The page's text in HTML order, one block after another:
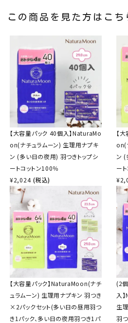
この商品を見た方はこち
【大容量パック 40個入】NaturaMo
on(ナチュラムーン) 生理用ナプキ
ン (多い日の夜用) 羽つきトップシ
ートコットン100％
¥2,024 (税込)
【
on(
ン (
ー
¥
【大容量パック】NaturaMoon(ナチ
ュラムーン) 生理用ナプキン 羽つき
×2パックセット(多い日の昼用羽つ
き1パック、多い日の夜用羽つき1パ
(2
入
生
羽